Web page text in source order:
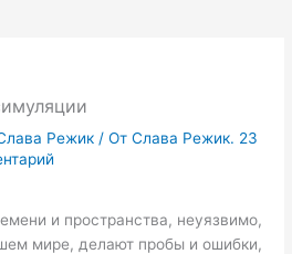
Режик / ОтСлава Режик. 23
и пространства, неуязвимо,
мире, делают пробы и ошибки,